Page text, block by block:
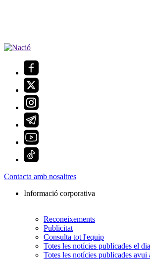
Contacta amb nosaltres
Informació corporativa
Reconeixements
Publicitat
Consulta tot l'equip
Totes les notícies publicades el
Totes les notícies publicades avui